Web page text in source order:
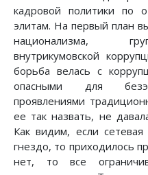
кадровой политики по
элитам. На первый план
национализма,
внутрикумовской
борьба велась с
опасными для
проявлениями
ее так назвать, не
Как видим, если
гнездо, то приходилось
нет, то все